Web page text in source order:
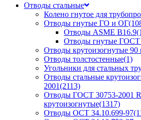
Отводы стальные
Колено гнутое для
Отводы гнутые ГО и ОГ
Отводы ASME B16.9
Отводы гнутые ГОСТ
Отводы крутоизогнутые 90
Отводы толстостенные(1)
Угольники для стальных
Отводы стальные
2001(2113)
Отводы ГОСТ 30753-2001
крутоизогнутые(1317)
Отводы ОСТ 34.10.699-97